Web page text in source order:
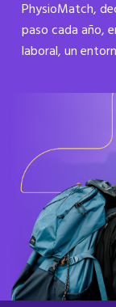
PhysioMatch,
paso cada año,
laboral, un